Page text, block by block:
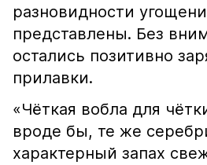
разновидности
представлены. Без
остались позитивно
прилавки.
«Чёткая вобла для
вроде бы, те же
характерный запах